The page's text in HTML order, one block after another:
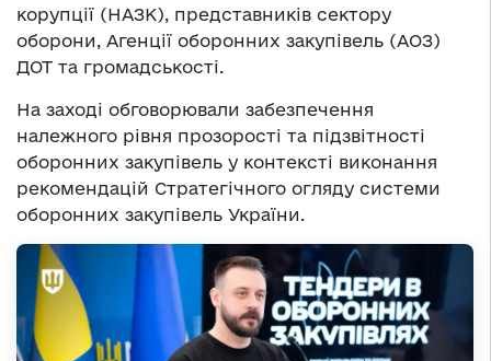
корупції (НАЗК), представників сектору
оборони, Агенції оборонних закупівель (АОЗ)
ДОТ та громадськості.
На заході обговорювали забезпечення
належного рівня прозорості та підзвітності
оборонних закупівель у контексті виконання
рекомендацій Стратегічного огляду системи
оборонних закупівель України.